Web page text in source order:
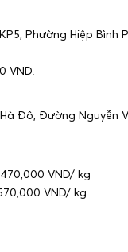
Phường Hiệp Bình
VND.
Đô, Đường Nguyễn
VND/ kg
VND/ kg